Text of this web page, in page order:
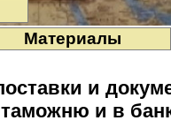
Материалы
и
и в